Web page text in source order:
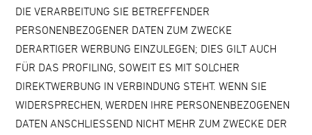
DIE VERARBEITUNG SIE BETREFFENDER
PERSONENBEZOGENER DATEN ZUM ZWECKE
DERARTIGER WERBUNG EINZULEGEN; DIES GILT AUCH
FÜR DAS PROFILING, SOWEIT ES MIT SOLCHER
DIREKTWERBUNG IN VERBINDUNG STEHT. WENN SIE
WIDERSPRECHEN, WERDEN IHRE PERSONENBEZOGENEN
DATEN ANSCHLIESSEND NICHT MEHR ZUM ZWECKE DER